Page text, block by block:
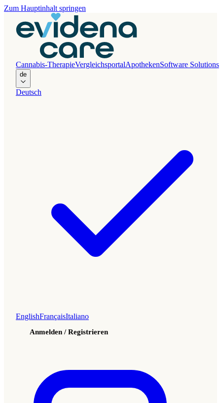
Zum Hauptinhalt springen
Cannabis-TherapieVergleichsportalApothekenSoftware Solutions
de
Deutsch
EnglishFrançaisItaliano
Anmelden / Registrieren